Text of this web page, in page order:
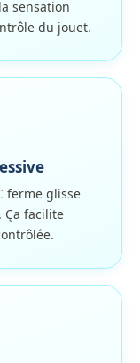
sensation
du jouet.
ferme glisse
facilite